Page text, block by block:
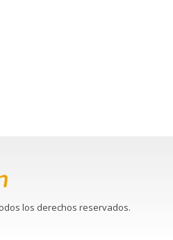
los derechos reservados.